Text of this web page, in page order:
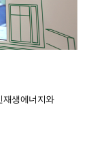
재생에너지와